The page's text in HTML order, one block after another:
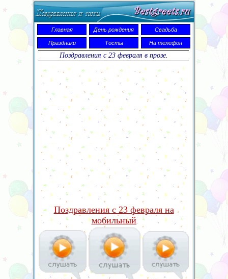
Главная День рождения Свадьба
Праздники Тосты На телефон
Поздравления с 23 февраля в прозе.
Поздравления с 23 февраля на
мобильный